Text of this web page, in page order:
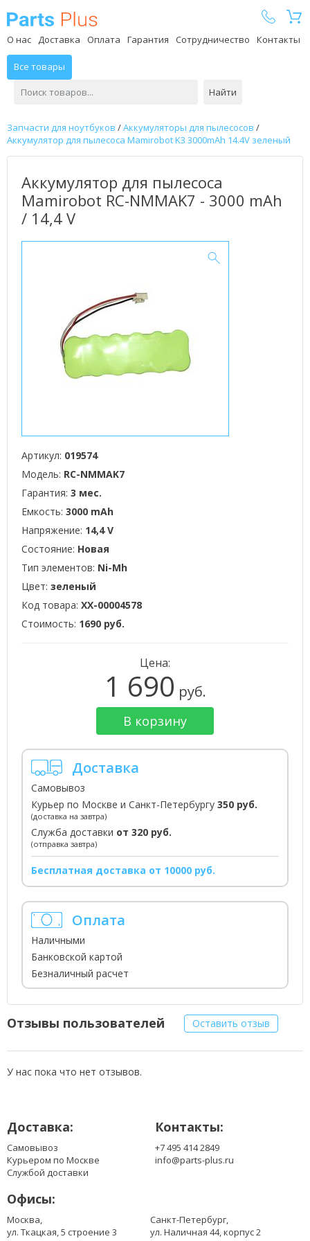
О нас Доставка Оплата Гарантия Сотрудничество Контакты
Все товары
Найти
Запчасти для ноутбуков /Аккумуляторы для пылесосов /
Аккумулятор для пылесоса Mamirobot K3 3000mAh 14.4V зеленый
Аккумулятор для пылесоса
Mamirobot RC-NMMAK7 - 3000 mAh
/ 14,4 V
Артикул: 019574
Модель: RC-NMMAK7
Гарантия: 3 мес.
Емкость: 3000 mAh
Напряжение: 14,4 V
Состояние: Новая
Тип элементов: Ni-Mh
Цвет: зеленый
Код товара: XX-00004578
Стоимость: 1690 руб.
Цена:
1 690 руб.
В корзину
Доставка
Самовывоз
Курьер по Москве и Санкт-Петербургу 350 руб.
(доставка на завтра)
Служба доставки от 320 руб.
(отправка завтра)
Бесплатная доставка от 10000 руб.
Оплата
Наличными
Банковской картой
Безналичный расчет
Отзывы пользователей Оставить отзыв
У нас пока что нет отзывов.
Доставка:
Самовывоз
Курьером по Москве
Службой доставки
Контакты:
+7 495 414 2849
info@parts-plus.ru
Офисы:
Москва,
ул. Ткацкая, 5 строение 3
Санкт-Петербург,
ул. Наличная 44, корпус 2